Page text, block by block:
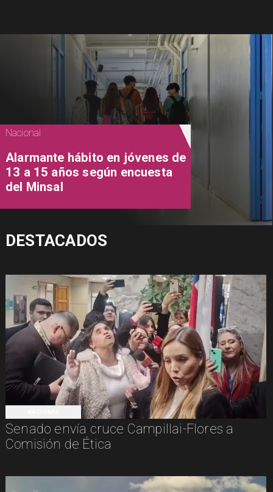
Senado envía cruce Campillai-Flores a
Comisión de Ética
Nacional
Alarmante hábito en jóvenes de
13 a 15 años según encuesta
del Minsal
DESTACADOS